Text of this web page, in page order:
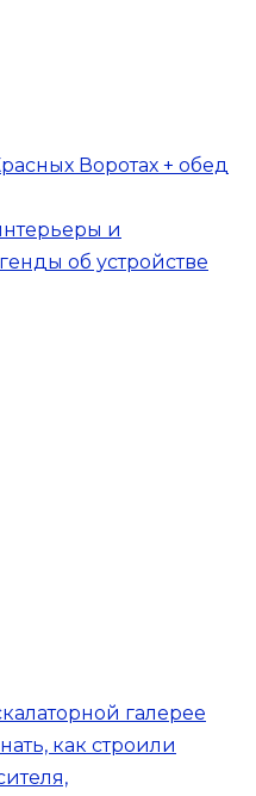
Воротах + обед
и
об устройстве
галерее
как строили